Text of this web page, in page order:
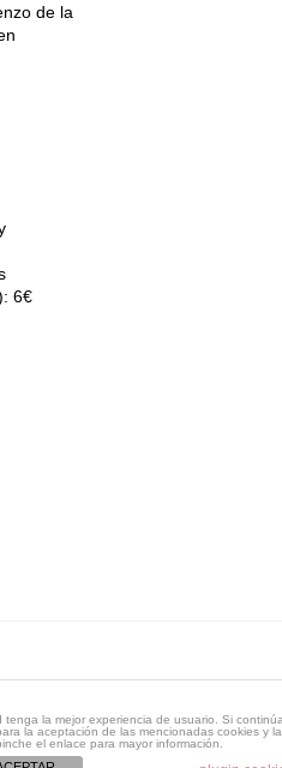
de la
6€
de la Reina, 9 28004 Madrid -
la mejor experiencia de usuario. Si
la aceptación de las mencionadas cookies y la
el enlace para mayor información.